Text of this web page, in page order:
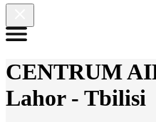
CENTRUM
Lahor- Tbilisi